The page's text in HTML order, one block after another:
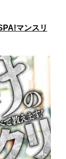
マンスリ